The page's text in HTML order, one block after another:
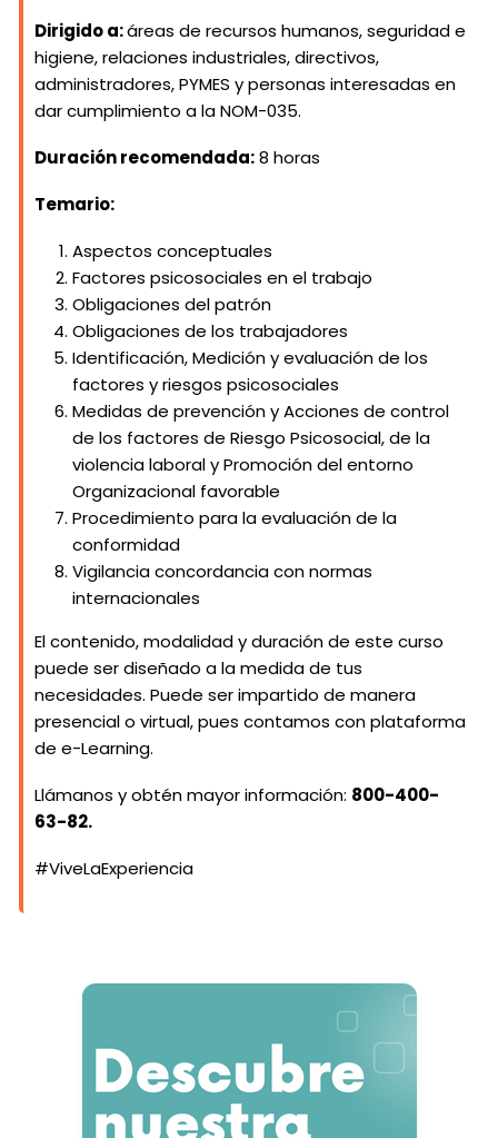
Dirigido a:áreas de recursos humanos, seguridad e
higiene, relaciones industriales, directivos,
administradores, PYMES y personas interesadas en
dar cumplimiento a la NOM-035.
Duración recomendada:8 horas
Temario:
Aspectos conceptuales
Factores psicosociales en el trabajo
Obligaciones del patrón
Obligaciones de los trabajadores
Identificación, Medición y evaluación de los
factores y riesgos psicosociales
Medidas de prevención y Acciones de control
de los factores de Riesgo Psicosocial, de la
violencia laboral y Promoción del entorno
Organizacional favorable
Procedimiento para la evaluación de la
conformidad
Vigilancia concordancia con normas
internacionales
El contenido, modalidad y duración de este curso
puede ser diseñado a la medida de tus
necesidades. Puede ser impartido de manera
presencial o virtual, pues contamos con plataforma
de e-Learning.
Llámanos y obtén mayor información: 800-400-
63-82.
#ViveLaExperiencia